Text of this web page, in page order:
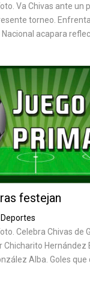
Va Chivas ante un
torneo.
acapara
festejan
Deportes
Celebra Chivas de
Chicharito Hernández
Alba. Goles que